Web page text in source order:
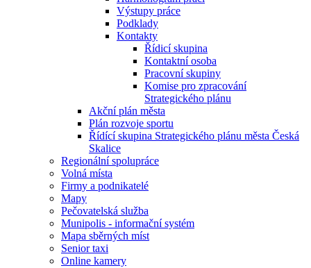
Výstupy práce
Podklady
Kontakty
Řídicí skupina
Kontaktní osoba
Pracovní skupiny
Komise pro zpracování
Strategického plánu
Akční plán města
Plán rozvoje sportu
Řídící skupina Strategického plánu města Česká
Skalice
Regionální spolupráce
Volná místa
Firmy a podnikatelé
Mapy
Pečovatelská služba
Munipolis - informační systém
Mapa sběrných míst
Senior taxi
Online kamery